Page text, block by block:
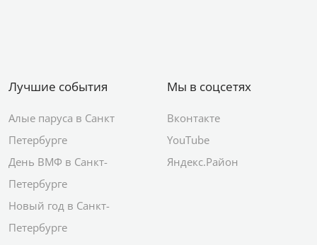
Лучшие события
Алые паруса в Санкт
Петербурге
День ВМФ в Санкт-
Петербурге
Новый год в Санкт-
Петербурге
Мы в соцсетях
Вконтакте
YouTube
Яндекс.Район